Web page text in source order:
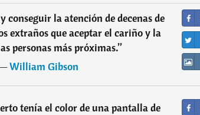
conseguir la atención de decenas de
extraños que aceptar el cariño y la
personas más próximas.”
William Gibson
tenía el color de una pantalla de